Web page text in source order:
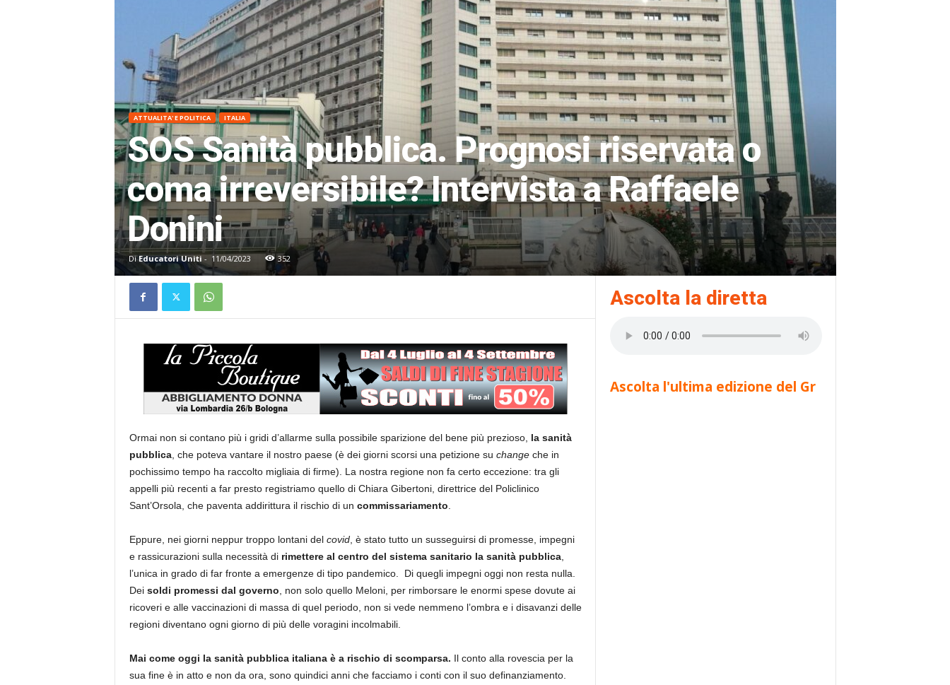
ATTUALITA' E POLITICA ITALIA
SOS Sanità pubblica. Prognosi riservata o
coma irreversibile? Intervista a Raffaele
Donini
Di Educatori Uniti - 11/04/2023 352
Ormai non si contano più i gridi d’allarme sulla possibile sparizione del bene più prezioso, la sanità
pubblica, che poteva vantare il nostro paese (è dei giorni scorsi una petizione su changeche in
pochissimo tempo ha raccolto migliaia di firme). La nostra regione non fa certo eccezione: tra gli
appelli più recenti a far presto registriamo quello di Chiara Gibertoni, direttrice del Policlinico
Sant’Orsola, che paventa addirittura il rischio di un commissariamento
Eppure, nei giorni neppur troppo lontani del covid, è stato tutto un susseguirsi di promesse, impegni
e rassicurazioni sulla necessità di rimettere al centro del sistema sanitario la sanità pubblica,
l’unica in grado di far fronte a emergenze di tipo pandemico. Di quegli impegni oggi non resta nulla.
Dei soldi promessi dal governo , non solo quello Meloni, per rimborsare le enormi spese dovute ai
ricoveri e alle vaccinazioni di massa di quel periodo, non si vede nemmeno l’ombra e i disavanzi delle
regioni diventano ogni giorno di più delle voragini incolmabili.
Mai come oggi la sanità pubblica italiana è a rischio di scomparsa. Il conto alla rovescia per la
sua fine è in atto e non da ora, sono quindici anni che facciamo i conti con il suo definanziamento.
Ascolta la diretta
Ascolta l'ultima edizione del Gr